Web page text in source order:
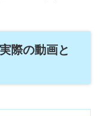
際の動画と